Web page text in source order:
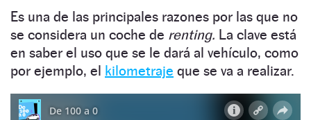
Es una de las principales razones por las que no
se considera un coche de renting. La clave está
en saber el uso que se le dará al vehículo, como
por ejemplo, el kilometraje que se va a realizar.